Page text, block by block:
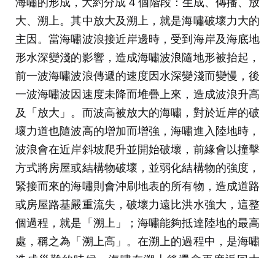
大、溯上。其中放大及溯上，就是海嘯破壞力大的
主因。當海嘯波浪接近岸邊時，受到海岸及海底地
形水深變淺的影響，造成海嘯波浪隨地形被抬起，
前一波海嘯波浪傳遞的速度因水深變淺而變慢，後
一波海嘯波因速度未降而堆疊上來，造成波浪升高
及「放大」。而波高被放大的海嘯，對於近岸的破
壞力道也隨波高的增加而增強，海嘯進入陸地時，
波浪會在近岸斜坡爬升並開始破壞，前緣會以撞擊
方式將房屋或結構物破壞，並弱化結構物的強度，
緊接而來的海嘯則會沖刷地表的所有物，造成道路
或房屋路基嚴重流失，破壞力遠比洪水強大，這整
個過程，就是「溯上」；海嘯能夠抵達陸地的最高
處，稱之為「溯上高」。在溯上的過程中，是海嘯